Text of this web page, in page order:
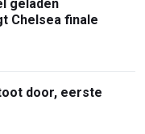
geladen
Chelsea finale
door, eerste